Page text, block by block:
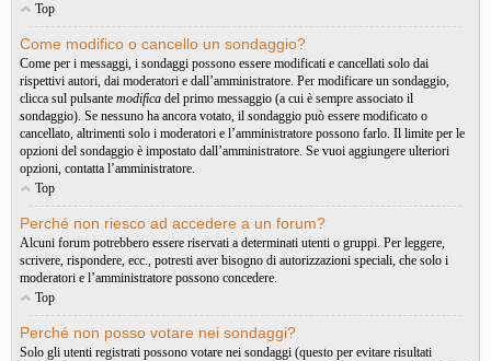
Top
Come modifico o cancello un sondaggio?
Come per i messaggi, i sondaggi possono essere modificati e cancellati solo dai
rispettivi autori, dai moderatori e dall’amministratore. Per modificare un sondaggio,
clicca sul pulsante modifica del primo messaggio (a cui è sempre associato il
sondaggio). Se nessuno ha ancora votato, il sondaggio può essere modificato o
cancellato, altrimenti solo i moderatori e l’amministratore possono farlo. Il limite per le
opzioni del sondaggio è impostato dall’amministratore. Se vuoi aggiungere ulteriori
opzioni, contatta l’amministratore.
Top
Perché non riesco ad accedere a un forum?
Alcuni forum potrebbero essere riservati a determinati utenti o gruppi. Per leggere,
scrivere, rispondere, ecc., potresti aver bisogno di autorizzazioni speciali, che solo i
moderatori e l’amministratore possono concedere.
Top
Perché non posso votare nei sondaggi?
Solo gli utenti registrati possono votare nei sondaggi (questo per evitare risultati